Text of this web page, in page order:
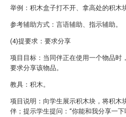
举例：积木盒子打不开、拿高处的积木
参考辅助方式：言语辅助、指示辅助。
(4)提要求：要求分享
项目目标：当同伴正在使用一个物品时
要求分享该物品。
教具：积木。
项目说明：向学生展示积木块，将积木
伴；提示学生提问：“你能和我分享一